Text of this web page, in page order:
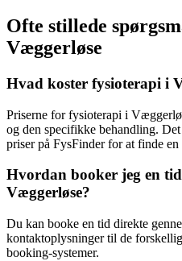
Ofte stillede
Væggerløse
Hvad koster fysioterapi i
Priserne forfysioterapi i
og den specifikke behandling.
priser på FysFinder for at finde
Hvordan booker jeg en
Væggerløse?
Du kan booke en tid direkte
kontaktoplysninger til de
booking-systemer.